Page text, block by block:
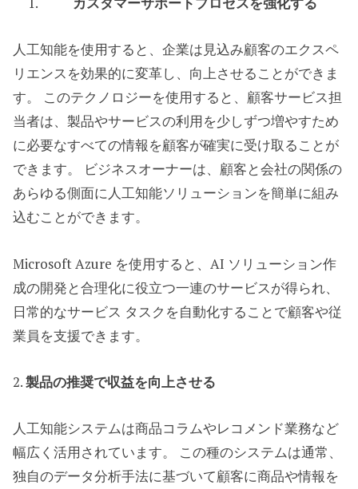
人工知能を使用すると、企業は見込み顧客のエクスペ
リエンスを効果的に変革し、向上させることができま
す。 このテクノロジーを使用すると、顧客サービス担
当者は、製品やサービスの利用を少しずつ増やすため
に必要なすべての情報を顧客が確実に受け取ることが
できます。 ビジネスオーナーは、顧客と会社の関係の
あらゆる側面に人工知能ソリューションを簡単に組み
込むことができます。
Microsoft Azure を使用すると、AI ソリューション作
成の開発と合理化に役立つ一連のサービスが得られ、
日常的なサービス タスクを自動化することで顧客や従
業員を支援できます。
2.製品の推奨で収益を向上させる
人工知能システムは商品コラムやレコメンド業務など
幅広く活用されています。 この種のシステムは通常、
独自のデータ分析手法に基づいて顧客に商品や情報を